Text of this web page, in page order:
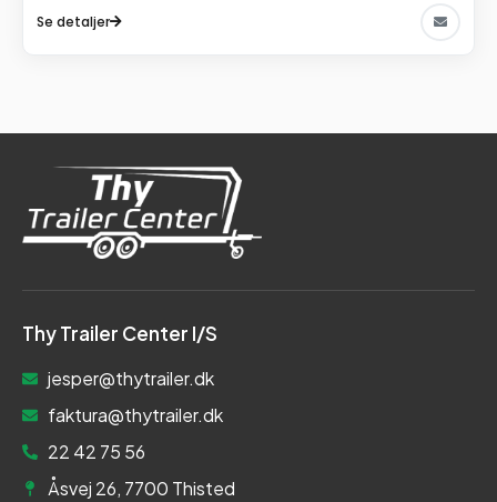
Se detaljer
Thy Trailer Center I/S
jesper@thytrailer.dk
faktura@thytrailer.dk
22 42 75 56
Åsvej 26, 7700 Thisted